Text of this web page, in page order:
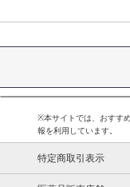
※お客様のご都合でお
また、お届け日時のご
不在票にてご対応くだ
※発送予定日は前後す
日が異なります。
※dショッピングサンプ
だいた後のご感想をい
禁じます。
※本サイトでは、おすす
報を利用しています。
特定商取引表示